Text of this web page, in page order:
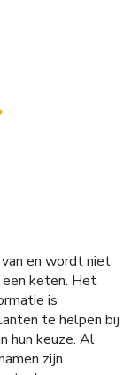
en wordt niet
keten. Het
is
te helpen bij
hun keuze. Al
zijn